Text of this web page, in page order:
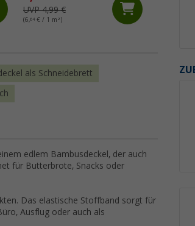
UVP 4,99 €
(6,64 € / 1 m²) UVP
als Schneidebrett
edlem Bambusdeckel, der auch
für Butterbrote, Snacks oder
Das elastische Stoffband sorgt für
Ausflug oder auch als